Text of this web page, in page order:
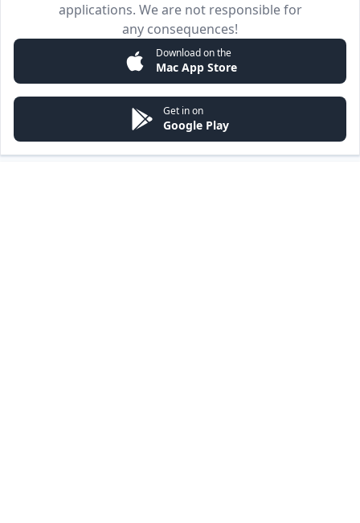
applications. We are not responsible for
any consequences!
Download on the
Mac App Store
Get in on
Google Play